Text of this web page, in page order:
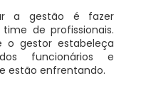
a gestão é fazer
de profissionais.
o gestor estabeleça
funcionários e
estão enfrentando.